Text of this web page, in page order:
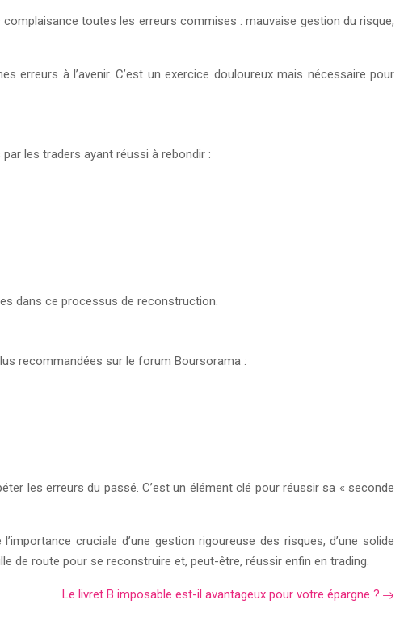
toutes les erreurs commises : mauvaise gestion du risque,
erreurs à l’avenir. C’est un exercice douloureux mais nécessaire pour
les traders ayant réussi à rebondir :
dans ce processus de reconstruction.
recommandées sur le forum Boursorama :
les erreurs du passé. C’est un élément clé pour réussir sa « seconde
cruciale d’une gestion rigoureuse des risques, d’une solide
de route pour se reconstruire et, peut-être, réussir enfin en trading.
Le livret B imposable est-il avantageux pour votre épargne ?